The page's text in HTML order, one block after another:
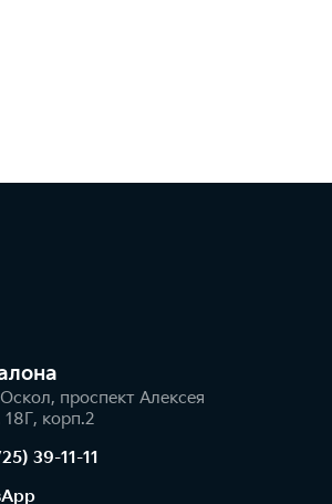
проспект Алексея
корп.2
39-11-11